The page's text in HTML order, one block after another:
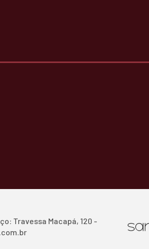
Travessa Macapá, 120 -